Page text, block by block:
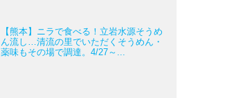
【熊本】ニラで食べる！立岩水源そうめ
ん流し…清流の里でいただくそうめん・
薬味もその場で調達。4/27～...